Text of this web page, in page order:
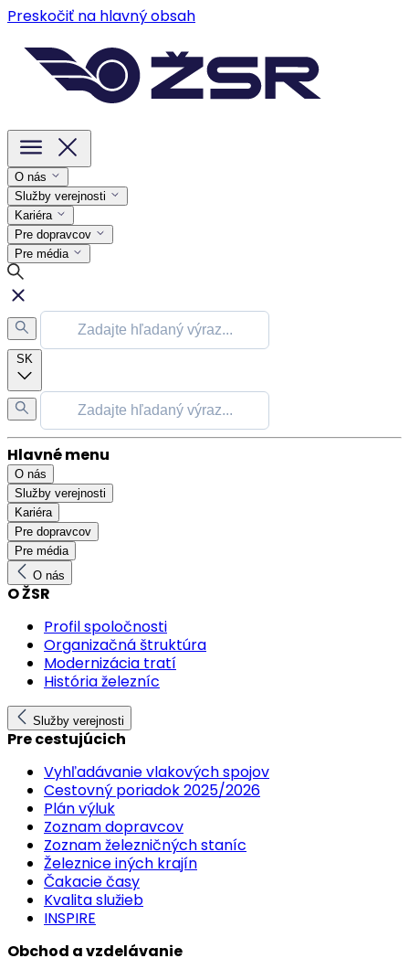
Preskočiť na hlavný obsah
O nás
Služby verejnosti
Kariéra
Pre dopravcov
Pre média
SK
Hlavné menu
O nás
Služby verejnosti
Kariéra
Pre dopravcov
Pre média
O nás
O ŽSR
Profil spoločnosti
Organizačná štruktúra
Modernizácia tratí
História železníc
Služby verejnosti
Pre cestujúcich
Vyhľadávanie vlakových spojov
Cestovný poriadok 2025/2026
Plán výluk
Zoznam dopravcov
Zoznam železničných staníc
Železnice iných krajín
Čakacie časy
Kvalita služieb
INSPIRE
Obchod a vzdelávanie